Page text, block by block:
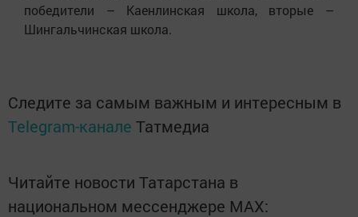
победители – Каенлинская школа, вторые –
Шингальчинская школа.
Следите за самым важным и интересным в
Telegram-канале Татмедиа
Читайте новости Татарстана в
национальном мессенджере MАХ: